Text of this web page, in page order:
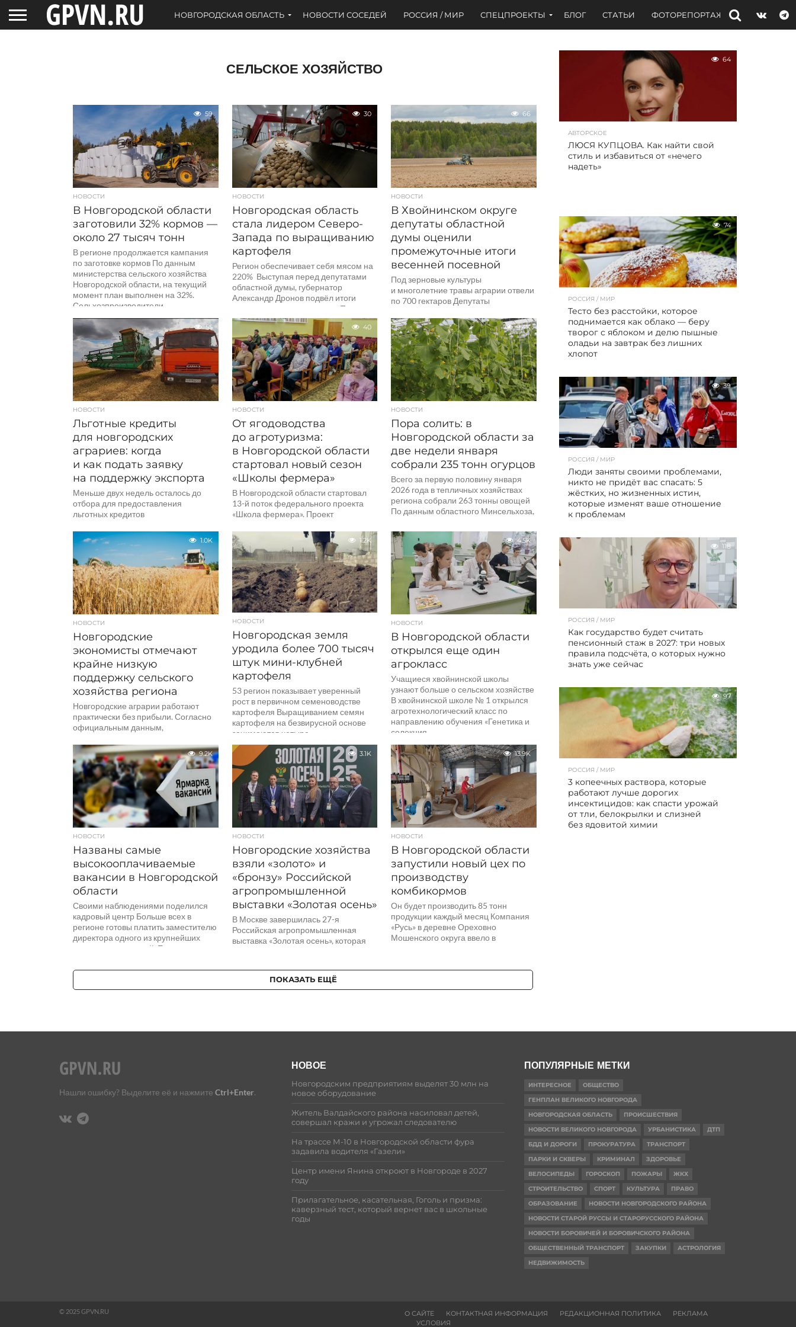
НОВГОРОДСКАЯ ОБЛАСТЬ НОВОСТИ СОСЕДЕЙ РОССИЯ / МИР СПЕЦПРОЕКТЫ БЛОГ СТАТЬИ ФОТОРЕПОРТАЖИ ИНТЕРВЬЮ
СЕЛЬСКОЕ ХОЗЯЙСТВО
59
НОВОСТИ
В Новгородской области
заготовили 32% кормов —
около 27 тысяч тонн
В регионе продолжается кампания
по заготовке кормов По данным
министерства сельского хозяйства
Новгородской области, на текущий
момент план выполнен на 32%.
Сельхозпроизводители...
30
НОВОСТИ
Новгородская область
стала лидером Северо-
Запада по выращиванию
картофеля
Регион обеспечивает себя мясом на
220% Выступая перед депутатами
областной думы, губернатор
Александр Дронов подвёл итоги
аграрного сектора региона. По его
словам,...
66
НОВОСТИ
В Хвойнинском округе
депутаты областной
думы оценили
промежуточные итоги
весенней посевной
Под зерновые культуры
и многолетние травы аграрии отвели
по 700 гектаров Депутаты
во время поездки в Хвойнинский
округ осмотрели поля
и производственные площадки СПК
«Левочский»,...
55
НОВОСТИ
Льготные кредиты
для новгородских
аграриев: когда
и как подать заявку
на поддержку экспорта
Меньше двух недель осталось до
отбора для предоставления
льготных кредитов
аграрии могут рассчитывать
на получение кредитов по льготным
условиям. Об этом сообщает
Минсельхоз...
40
НОВОСТИ
От ягодоводства
до агротуризма:
в Новгородской области
стартовал новый сезон
«Школы фермера»
В Новгородской области стартовал
13-й поток федерального проекта
«Школа фермера». Проект
министерством сельского хозяйства
РФ и АО «Россельхозбанк». В рамках
проекта...
9.4K
НОВОСТИ
Пора солить: в
Новгородской области за
две недели января
собрали 235 тонн огурцов
Всего за первую половину января
2026 года в тепличных хозяйствах
региона собрали 263 тонны овощей
По данным областного Минсельхоза,
1.0K
НОВОСТИ
Новгородские
экономисты отмечают
крайне низкую
поддержку сельского
хозяйства региона
Новгородские аграрии работают
практически без прибыли. Согласно
официальным данным,
в регионе за прошлый год составила
всего 3,6%. Если убрать
государственные дотации, этот
показатель...
1.2K
НОВОСТИ
Новгородская земля
уродила более 700 тысяч
штук мини-клубней
картофеля
53 регион показывает уверенный
рост в первичном семеноводстве
картофеля Выращиванием семян
картофеля на безвирусной основе
занимаются четыре
семеноводческих хозяйств области.
Всего их...
4.5K
НОВОСТИ
В Новгородской области
открылся еще один
агрокласс
Учащиеся хвойнинской школы
узнают больше о сельском хозяйстве
В хвойнинской школе № 1 открылся
агротехнологический класс по
направлению обучения «Генетика и
селекция...
9.2K
НОВОСТИ
Названы самые
высокооплачиваемые
вакансии в Новгородской
области
Своими наблюдениями поделился
кадровый центр Больше всех в
регионе готовы платить заместителю
директора одного из крупнейших
сельхозпредприятий. Ему
3.1K
НОВОСТИ
Новгородские хозяйства
взяли «золото» и
«бронзу» Российской
агропромышленной
выставки «Золотая осень»
В Москве завершилась 27-я
Российская агропромышленная
выставка «Золотая осень», которая
в номинации «Лучший проект...
13.9K
НОВОСТИ
В Новгородской области
запустили новый цех по
производству
комбикормов
Он будет производить 85 тонн
продукции каждый месяц Компания
«Русь» в деревне Ореховно
Мошенского округа ввело в
ПОКАЗАТЬ ЕЩЁ
64
АВТОРСКОЕ
ЛЮСЯ КУПЦОВА. Как найти свой
стиль и избавиться от «нечего
надеть»
74
РОССИЯ / МИР
Тесто без расстойки, которое
поднимается как облако — беру
творог с яблоком и делю пышные
оладьи на завтрак без лишних
хлопот
39
РОССИЯ / МИР
Люди заняты своими проблемами,
никто не придёт вас спасать: 5
жёстких, но жизненных истин,
которые изменят ваше отношение
к проблемам
118
РОССИЯ / МИР
Как государство будет считать
пенсионный стаж в 2027: три новых
правила подсчёта, о которых нужно
знать уже сейчас
97
РОССИЯ / МИР
3 копеечных раствора, которые
работают лучше дорогих
инсектицидов: как спасти урожай
от тли, белокрылки и слизней
без ядовитой химии
Нашли ошибку? Выделите её и нажмите Ctrl+Enter.
НОВОЕ
Новгородским предприятиям выделят 30 млн на
новое оборудование
Житель Валдайского района насиловал детей,
совершал кражи и угрожал следователю
На трассе М-10 в Новгородской области фура
задавила водителя «Газели»
Центр имени Янина откроют в Новгороде в 2027
году
Прилагательное, касательная, Гоголь и призма:
каверзный тест, который вернет вас в школьные
годы
ПОПУЛЯРНЫЕ МЕТКИ
ИНТЕРЕСНОЕ
ОБЩЕСТВО
ГЕНПЛАН ВЕЛИКОГО НОВГОРОДА
НОВГОРОДСКАЯ ОБЛАСТЬ
ПРОИСШЕСТВИЯ
НОВОСТИ ВЕЛИКОГО НОВГОРОДА
УРБАНИСТИКА
ДТП
БДД И ДОРОГИ
ПРОКУРАТУРА
ТРАНСПОРТ
ПАРКИ И СКВЕРЫ
КРИМИНАЛ
ЗДОРОВЬЕ
ВЕЛОСИПЕДЫ
ГОРОСКОП ПОЖАРЫ
ЖКХ
СТРОИТЕЛЬСТВО
СПОРТ КУЛЬТУРА
ПРАВО
ОБРАЗОВАНИЕ
НОВОСТИ НОВГОРОДСКОГО РАЙОНА
НОВОСТИ СТАРОЙ РУССЫ И СТАРОРУССКОГО РАЙОНА
НОВОСТИ БОРОВИЧЕЙ И БОРОВИЧСКОГО РАЙОНА
ОБЩЕСТВЕННЫЙ ТРАНСПОРТ
ЗАКУПКИ
АСТРОЛОГИЯ
НЕДВИЖИМОСТЬ
О САЙТЕ КОНТАКТНАЯ ИНФОРМАЦИЯ РЕДАКЦИОННАЯ ПОЛИТИКА
РЕКЛАМА
УСЛОВИЯ
© 2025 GPVN.RU